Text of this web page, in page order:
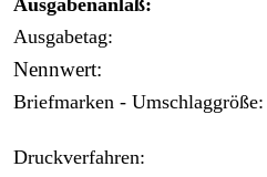
Ausgabenanlaß:
Ausgabetag:
Nennwert:
Briefmarken - Umschlaggröße:
Druckverfahren: